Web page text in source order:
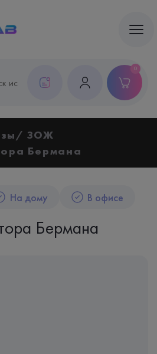
0
ЗОЖ
Бермана
На дому В офисе
Бермана